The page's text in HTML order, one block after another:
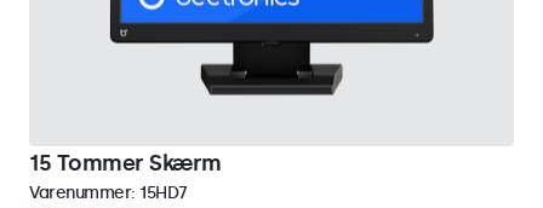
15 Tommer Skærm
Varenummer: 15HD7